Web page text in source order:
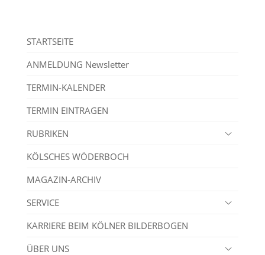
STARTSEITE
ANMELDUNG Newsletter
TERMIN-KALENDER
TERMIN EINTRAGEN
RUBRIKEN
KÖLSCHES WÖDERBOCH
MAGAZIN-ARCHIV
SERVICE
KARRIERE BEIM KÖLNER BILDERBOGEN
ÜBER UNS